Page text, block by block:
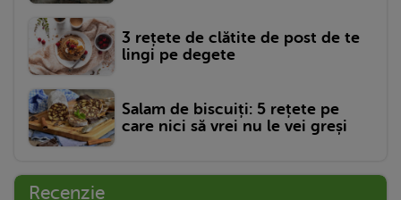
3 rețete de clătite de post de te
lingi pe degete
Salam de biscuiți: 5 rețete pe
care nici să vrei nu le vei greși
Recenzie